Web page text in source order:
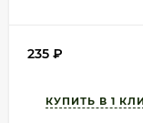
235 ₽